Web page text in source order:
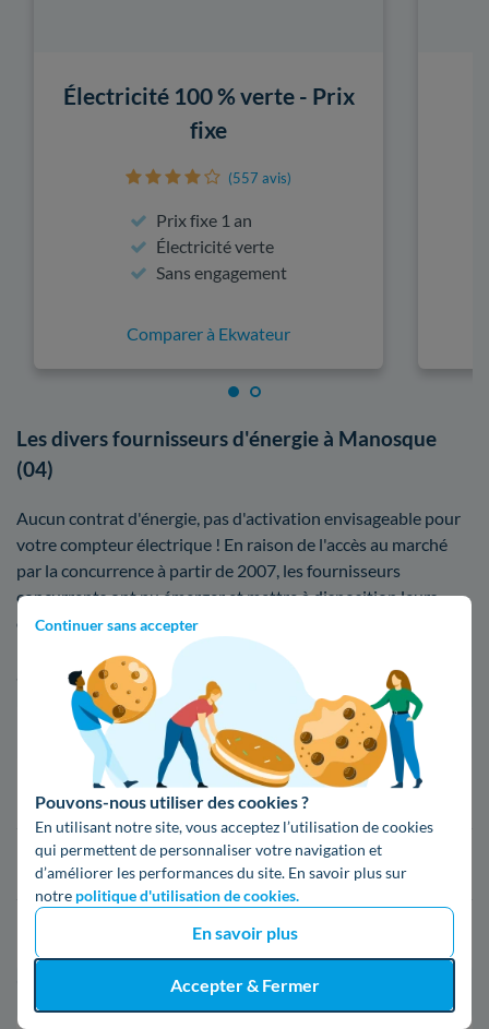
Continuer sans accepter
Pouvons-nous utiliser des cookies ?
En utilisant notre site, vous acceptez l’utilisation de cookies
qui permettent de personnaliser votre navigation et
d’améliorer les performances du site. En savoir plus sur
notre politique d'utilisation de cookies.
En savoir plus
Accepter & Fermer
Électricité 100 % verte - Prix
fixe
(557 avis)
Prix fixe 1 an
Électricité verte
Sans engagement
Comparer à Ekwateur
Les divers fournisseurs d'énergie à Manosque
(04)
Aucun contrat d'énergie, pas d'activation envisageable pour
votre compteur électrique ! En raison de l'accès au marché
par la concurrence à partir de 2007, les fournisseurs
concurrents ont pu émerger et mettre à disposition leurs
offres concurrentielles à Manosque et un peu partout en
France ! Il y a divers fournisseurs Manosquins que voici ci-
après
Fournisseur Prix du kWh*
16,34 c€/kWh
16,400000000000002 c€/kWh
*Prix TTC pour un forfait base d’une puissance de 6 kVA